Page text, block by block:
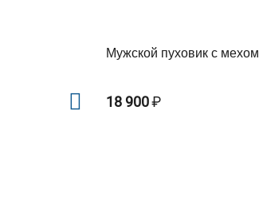
Мужской пуховик с мехом
18 900₽